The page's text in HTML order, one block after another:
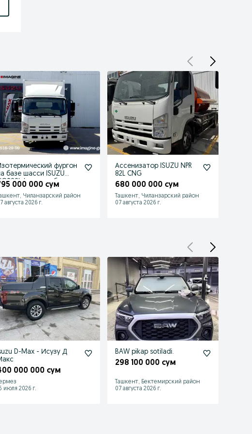
фургон
базе шасси ISUZU
L с гидробортом
000 000 сум
Чиланзарский район
августа 2026 г.
Ассенизатор ISUZU NPR
82L CNG
680 000 000 сум
Ташкент, Чиланзарский район
07 августа 2026 г.
D-Max - Исузу Д
000 000 сум
июля 2026 г.
BAW pikap sotiladi.
298 100 000 сум
Ташкент, Бектемирский район
07 августа 2026 г.